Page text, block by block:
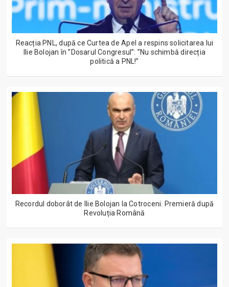
Reacția PNL, după ce Curtea de Apel a respins solicitarea lui
Ilie Bolojan în ”Dosarul Congresul”: ”Nu schimbă direcția
politică a PNL!”
Recordul doborât de Ilie Bolojan la Cotroceni. Premieră după
Revoluția Română